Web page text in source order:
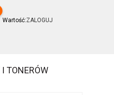
Wartość:ZALOGUJ
TONERÓW